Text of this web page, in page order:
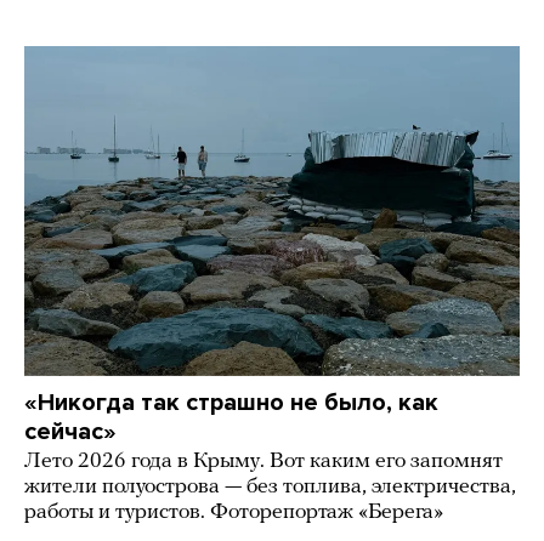
«Никогда так страшно не было, как
сейчас»
Лето 2026 года в Крыму. Вот каким его запомнят
жители полуострова — без топлива, электричества,
работы и туристов. Фоторепортаж «Берега»